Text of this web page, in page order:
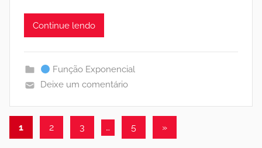
Continue lendo
Função Exponencial
Deixe um comentário
Paginação
1 2 3 … 5
Post
»